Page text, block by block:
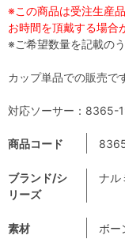
商品コード
ブランド/シ
リーズ
ナル
素材 ボー
※この商品は受注生産
お時間を頂戴する場合
※ご希望数量を記載の
カップ単品での販売で
対応ソーサー：8365-